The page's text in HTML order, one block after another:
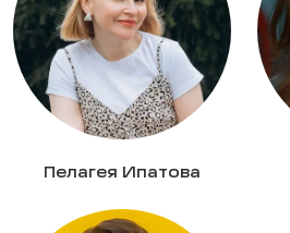
Пелагея Ипатова